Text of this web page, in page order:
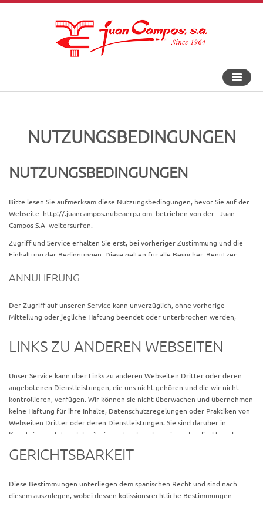
An-
und
NUTZUNGSBEDINGUNGEN
NUTZUNGSBEDINGUNGEN
Bitte lesen Sie aufmerksam diese Nutzungsbedingungen, bevor Sie auf der
Webseite http://.juancampos.nubeaerp.com betrieben von der Juan
Campos S.A weitersurfen.
Zugriff und Service erhalten Sie erst, bei vorheriger Zustimmung und die
Einhaltung der Bedingungen. Diese gelten für alle Besucher, Benutzer
Sofern Sie auf den Service zugreifen, stimmen Sie den
Bedingungen nicht einverstanden sind, können Sie nicht auf den Service
zugreifen.
ANNULIERUNG
Der Zugriff auf unseren Service kann unverzüglich, ohne vorherige
Mitteilung oder jegliche Haftung beendet oder unterbrochen werden,
LINKS ZU ANDEREN WEBSEITEN
Unser Service kann über Links zu anderen Webseiten Dritter oder deren
angebotenen Dienstleistungen, die uns nicht gehören und die wir nicht
kontrollieren, verfügen. Wir können sie nicht überwachen und übernehmen
keine Haftung für ihre Inhalte, Datenschutzregelungen oder Praktiken von
Webseiten Dritter oder deren Dienstleistungen. Sie sind darüber in
Kenntnis gesetzt und damit einverstanden, dass wir weder direkt noch
oder angeblich erlitten haben, aufgrund oder im Zusammenhang mit der
Dienstleistungen, die auf einen dieser genannten Seiten zu finden sind,
übernehmen.
GERICHTSBARKEIT
Diese Bestimmungen unterliegen dem spanischen Recht und sind nach
diesem auszulegen, wobei dessen kolissionsrechtliche Bestimmungen